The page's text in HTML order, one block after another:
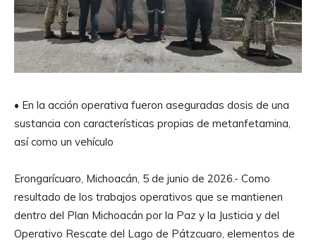
• En la acción operativa fueron aseguradas dosis de una
sustancia con características propias de metanfetamina,
así como un vehículo
Erongarícuaro, Michoacán, 5 de junio de 2026.- Como
resultado de los trabajos operativos que se mantienen
dentro del Plan Michoacán por la Paz y la Justicia y del
Operativo Rescate del Lago de Pátzcuaro, elementos de